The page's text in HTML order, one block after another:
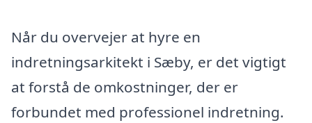
Når du overvejer at hyre en
indretningsarkitekt i Sæby, er det vigtigt
at forstå de omkostninger, der er
forbundet med professionel indretning.